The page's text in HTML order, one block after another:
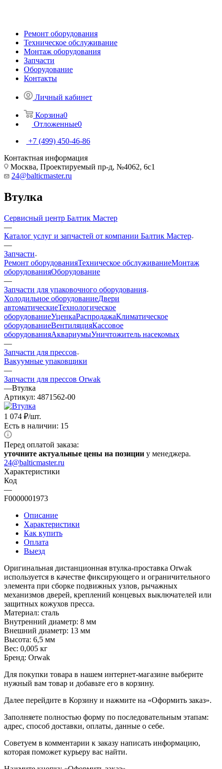
Ремонт оборудования
Техническое обслуживание
Монтаж оборудования
Запчасти
Оборудование
Контакты
Личный кабинет
Корзина0
Отложенные0
+7 (499) 450-46-86
Контактная информация
Москва, Проектируемый пр-д, №4062, 6с1
24@balticmaster.ru
Втулка
Сервисный центр Балтик Мастер
—
Каталог услуг и запчастей от компании Балтик Мастер
—
Запчасти
Ремонт оборудованияТехническое обслуживаниеМонтаж
оборудованияОборудование
—
Запчасти для упаковочного оборудования
Холодильное оборудованиеДвери
автоматическиеТехнологическое
оборудованиеУценкаРаспродажаКлиматическое
оборудованиеВентиляцияКассовое
оборудованияАквариумыУничтожитель насекомых
—
Запчасти для прессов
Вакуумные упаковщики
—
Запчасти для прессов Orwak
—Втулка
Артикул: 4871562-00
1 074 ₽/шт.
Есть в наличии: 15
Перед оплатой заказа:
уточните актуальные цены на позиции у менеджера.
24@balticmaster.ru
Характеристики
Код
—
F0000001973
Описание
Характеристики
Как купить
Оплата
Выезд
Оригинальная дистанционная втулка-проставка Orwak
используется в качестве фиксирующего и ограничительного
элемента при сборке подвижных узлов, рычажных
механизмов дверей, креплений концевых выключателей или
защитных кожухов пресса.
Материал: сталь
Внутренний диаметр: 8 мм
Внешний диаметр: 13 мм
Высота: 6,5 мм
Вес: 0,005 кг
Бренд: Orwak
Для покупки товара в нашем интернет-магазине выберите
нужный вам товар и добавьте его в корзину.
Далее перейдите в Корзину и нажмите на «Оформить заказ».
​​​​​​​Заполняете полностью форму по последовательным этапам:
адрес, способ доставки, оплаты, данные о себе.
​​​​​​​Советуем в комментарии к заказу написать информацию,
которая поможет курьеру вас найти.